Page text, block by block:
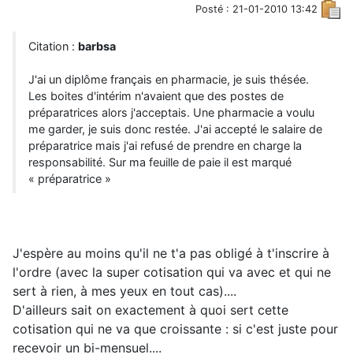
Posté : 21-01-2010 13:42
Citation : barbsa
J'ai un diplôme français en pharmacie, je suis thésée.
Les boites d'intérim n'avaient que des postes de
préparatrices alors j'acceptais. Une pharmacie a voulu
me garder, je suis donc restée. J'ai accepté le salaire de
préparatrice mais j'ai refusé de prendre en charge la
responsabilité. Sur ma feuille de paie il est marqué
« préparatrice »
J'espère au moins qu'il ne t'a pas obligé à t'inscrire à
l'ordre (avec la super cotisation qui va avec et qui ne
sert à rien, à mes yeux en tout cas)....
D'ailleurs sait on exactement à quoi sert cette
cotisation qui ne va que croissante : si c'est juste pour
recevoir un bi-mensuel....